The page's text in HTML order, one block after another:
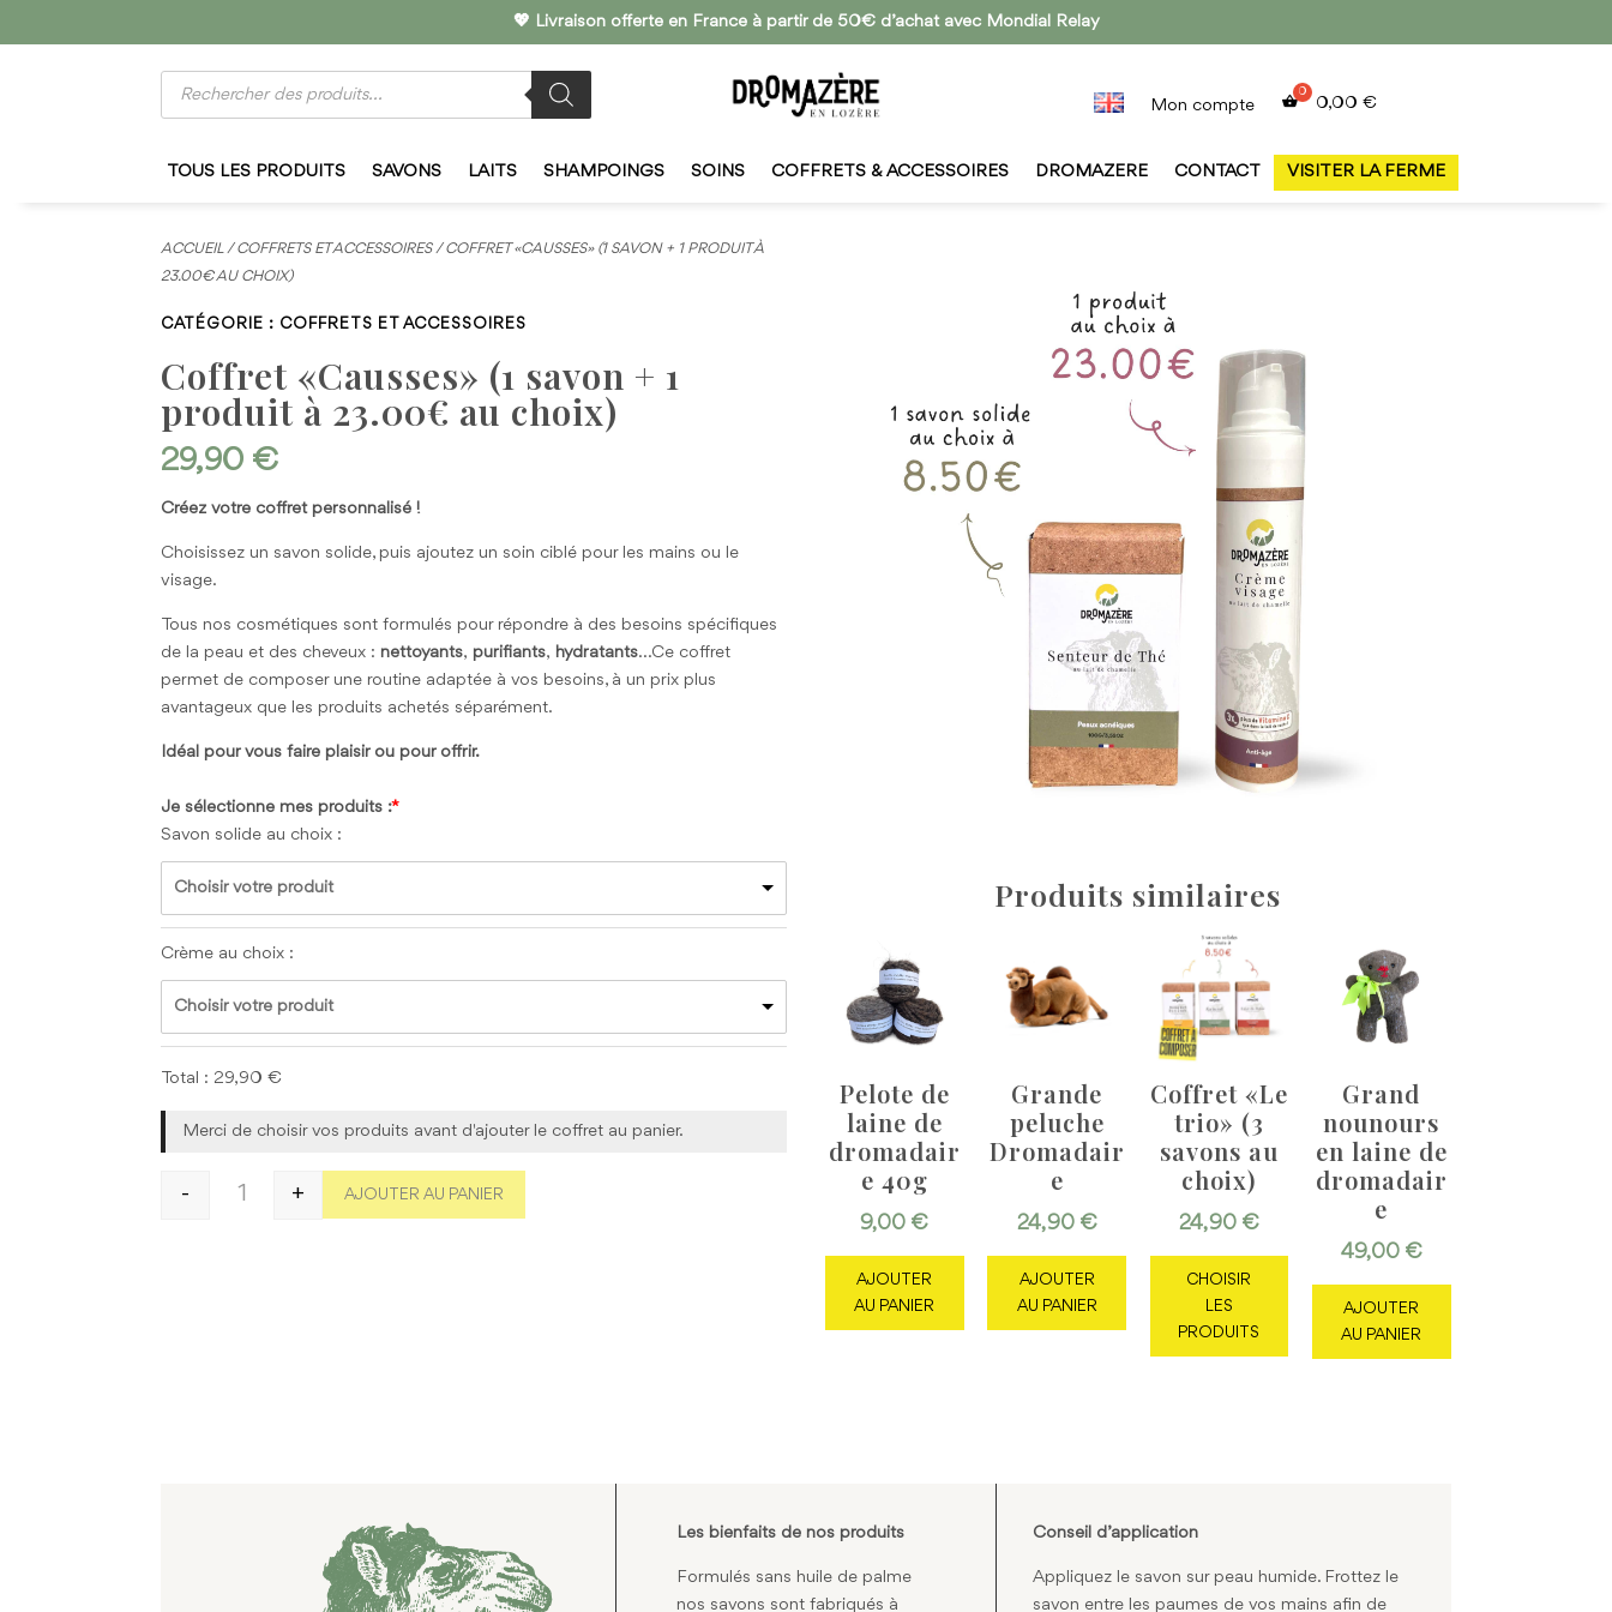
💖 Livraison offerte en France à partir de 50€ d’achat avec Mondial Relay
Recherche
Mon compte 0,00€
TOUS LES PRODUITS SAVONS LAITS SHAMPOINGS SOINS COFFRETS & ACCESSOIRES DROMAZERE CONTACT VISITER LA FERME
ACCUEIL/COFFRETS ET ACCESSOIRES/ COFFRET «CAUSSES» (1 SAVON + 1 PRODUIT À
23.00€ AU CHOIX)
CATÉGORIE : COFFRETS ET ACCESSOIRES
Coffret «Causses» (1 savon + 1
produit à 23.00€ au choix)
29,90 €
Créez votre coffret personnalisé !
Choisissez un savon solide, puis ajoutez un soin ciblé pour les mains ou le
visage.
Tous nos cosmétiques sont formulés pour répondre à des besoins spécifiques
de la peau et des cheveux : nettoyants, purifiants, hydratants…Ce coffret
permet de composer une routine adaptée à vos besoins, à un prix plus
avantageux que les produits achetés séparément.
Idéal pour vous faire plaisir ou pour offrir.
Je sélectionne mes produits :
Savon solide au choix :
Choisir votre produit
Crème au choix :
Choisir votre produit
Total : 29,90€
Merci de choisir vos produits avant d'ajouter le coffret au panier.
- + AJOUTER AU PANIER
Produits similaires
Pelote de
laine de
dromadair
e 40g
9,00 €
AJOUTER
AU PANIER
Grande
peluche
Dromadair
e
24,90 €
AJOUTER
AU PANIER
Coffret «Le
trio» (3
savons au
choix)
24,90 €
CHOISIR
LES
PRODUITS
Grand
nounours
en laine de
dromadair
e
49,00 €
AJOUTER
AU PANIER
Les bienfaits de nos produits
Formulés sans huile de palme
nos savons sont fabriqués à
Conseil d’application
Appliquez le savon sur peau humide. Frottez le
savon entre les paumes de vos mains afin de